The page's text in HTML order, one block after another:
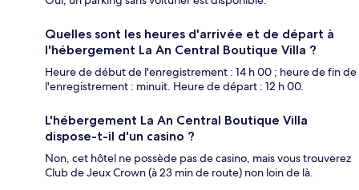
Quelles sont les heures d'arrivée et de départ à
l'hébergement La An Central Boutique Villa ?
Heure de début de l'enregistrement : 14 h 00 ; heure de fin de
l'enregistrement : minuit. Heure de départ : 12 h 00.
L'hébergement La An Central Boutique Villa
dispose-t-il d'un casino ?
Non, cet hôtel ne possède pas de casino, mais vous trouverez
Club de Jeux Crown (à 23 min de route) non loin de là.